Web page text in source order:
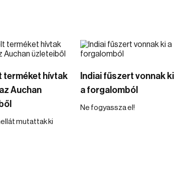
terméket hívtak
Auchan
mutattak ki
Indiai fűszert vonnak ki
a forgalomból
Ne fogyassza el!